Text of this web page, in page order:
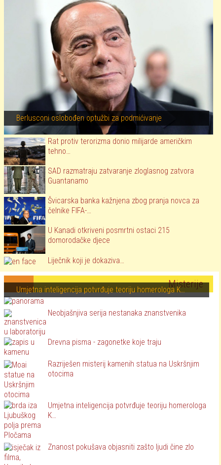
Berlusconi oslobođen optužbi za podmićivanje
Rat protiv terorizma donio milijarde američkim
tehno…
SAD razmatraju zatvaranje zloglasnog zatvora
Guantanamo
Švicarska banka kažnjena zbog pranja novca za
čelnike FIFA-…
U Kanadi otkriveni posmrtni ostaci 215
domorodačke djece
Liječnik koji je dokaziva…
Misterije
Umjetna inteligencija potvrđuje teoriju homerologa K…
Neobjašnjiva serija nestanaka znanstvenika
Drevna pisma - zagonetke koje traju
Razriješen misterij kamenih statua na Uskršnjim
otocima
Umjetna inteligencija potvrđuje teoriju homerologa
K…
Znanost pokušava objasniti zašto ljudi čine zlo